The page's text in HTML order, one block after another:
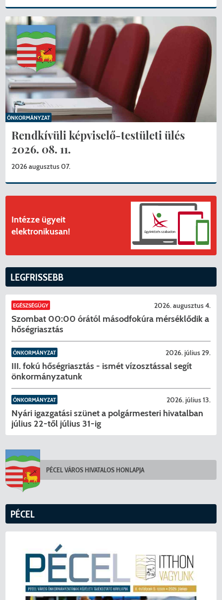
Rendkívüli képviselő-testületi ülés
2026. 08. 11.
2026 augusztus 07.
ÖNKORMÁNYZAT
Intézze ügyeit
elektronikusan!
LEGFRISSEBB
EGÉSZSÉGÜGY 2026. augusztus 4.
Szombat 00:00 órától másodfokúra mérséklődik a
hőségriasztás
ÖNKORMÁNYZAT 2026. július 29.
III. fokú hőségriasztás - ismét vízosztással segít
önkormányzatunk
ÖNKORMÁNYZAT 2026. július 13.
Nyári igazgatási szünet a polgármesteri hivatalban
július 22-től július 31-ig
PÉCEL VÁROS HIVATALOS HONLAPJA
PÉCEL